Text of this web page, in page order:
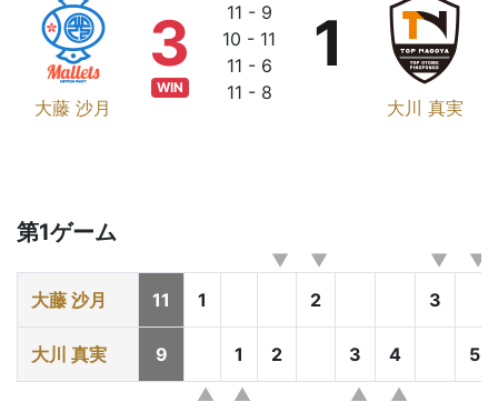
大藤 沙月
3
WIN
11 - 9
10 - 11
11 - 6
11 - 8
大川 真実
1
第1ゲーム
大藤 沙月 11 1 2 3
大川 真実 9 1 2 3 4 5